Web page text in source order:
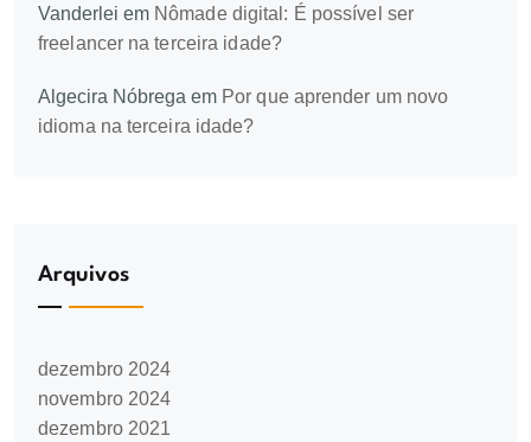
Vanderlei em Nômade digital: É possível ser
freelancer na terceira idade?
Algecira Nóbrega em Por que aprender um novo
idioma na terceira idade?
Arquivos
dezembro 2024
novembro 2024
dezembro 2021